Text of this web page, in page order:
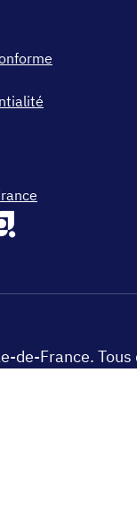
de-France.